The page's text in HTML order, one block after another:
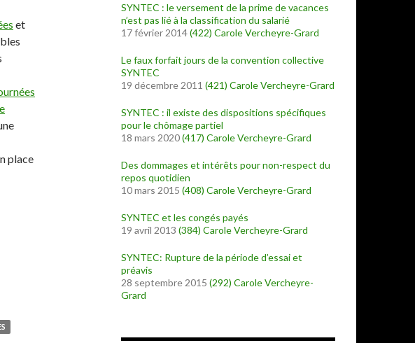
et
place
SYNTEC : le versement de la prime de vacances
n’est pas lié à la classification du salarié
17 février 2014(422) Carole Vercheyre-Grard
Le faux forfait jours de la convention collective
SYNTEC
19 décembre 2011 (421) Carole Vercheyre-Grard
SYNTEC : il existe des dispositions spécifiques
pour le chômage partiel
18 mars 2020(417) Carole Vercheyre-Grard
Des dommages et intérêts pour non-respect du
repos quotidien
10 mars 2015 (408) Carole Vercheyre-Grard
SYNTEC et les congés payés
19 avril 2013 (384) Carole Vercheyre-Grard
SYNTEC: Rupture de la période d’essai et
préavis
28 septembre 2015 (292) Carole Vercheyre-
Grard